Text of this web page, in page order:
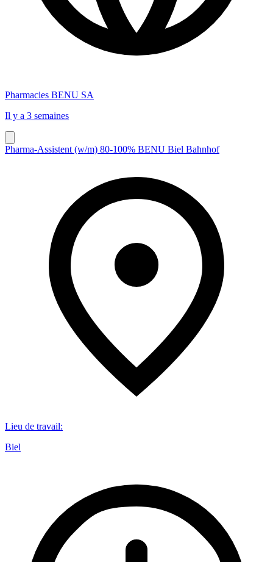
Pharmacies BENU SA
Il y a 3 semaines
Pharma-Assistent (w/m) 80-100% BENU Biel Bahnhof
Lieu de travail:
Biel